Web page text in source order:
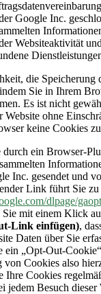
Google Inc.
Websiteaktivität
die Speicherung
Sie in Ihrem
Es ist nicht
Website ohne
keine Cookies
ein Browser-
Inc. gesendet und
Link führt Sie zu
dlpage/
mit einem Klick
Link einfügen),
Daten über Sie
ein „Opt-Out-
von Cookies also
Ihre Cookies
Besuch dieser